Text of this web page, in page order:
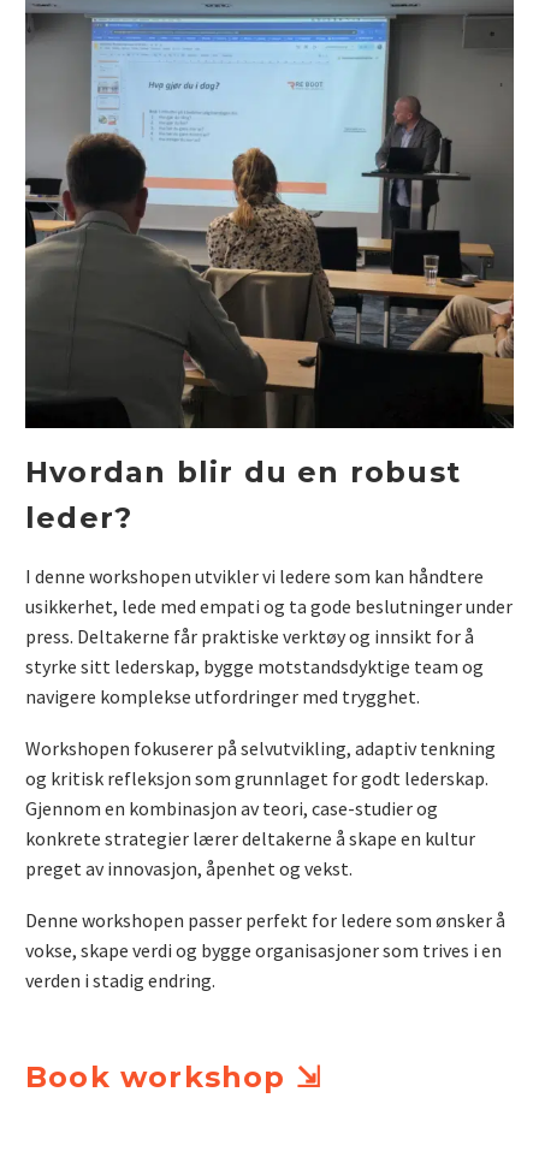
Hvordan blir du en robust
leder?
I denne workshopen utvikler vi ledere som kan håndtere
usikkerhet, lede med empati og ta gode beslutninger under
press. Deltakerne får praktiske verktøy og innsikt for å
styrke sitt lederskap, bygge motstandsdyktige team og
navigere komplekse utfordringer med trygghet.
Workshopen fokuserer på selvutvikling, adaptiv tenkning
og kritisk refleksjon som grunnlaget for godt lederskap.
Gjennom en kombinasjon av teori, case-studier og
konkrete strategier lærer deltakerne å skape en kultur
preget av innovasjon, åpenhet og vekst.
Denne workshopen passer perfekt for ledere som ønsker å
vokse, skape verdi og bygge organisasjoner som trives i en
verden i stadig endring.
Book workshop ⇲